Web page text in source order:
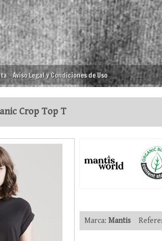
Aviso Legal y Condiciones de Uso
Crop Top T
Marca: Mantis